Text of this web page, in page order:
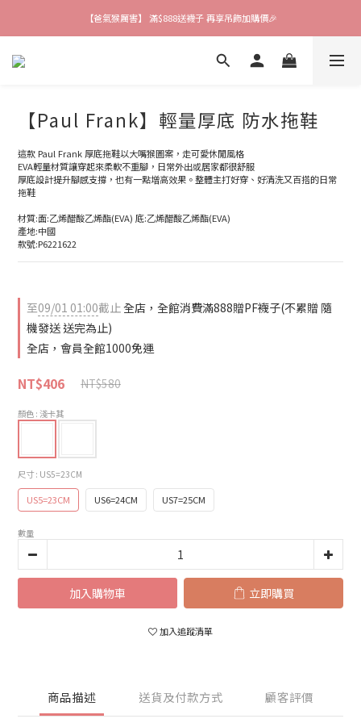
【爸氣猴厲害】 滿$888送襪子 再享吊飾加購價🎉
【爸氣猴厲害】 滿$888送襪子 再享吊飾加購價🎉
【夏末優惠季】全面5折起💥 超多好物等你帶回家！
【爸氣猴厲害】 滿$888送襪子 再享吊飾加購價🎉
【Paul Frank】輕量厚底 防水拖鞋
這款 Paul Frank 厚底拖鞋以大嘴猴圖案，走可愛休閒風格
EVA輕量材質讓穿起來柔軟不重腳，日常外出或居家都很舒服
厚底設計提升腳感支撐，也有一點增高效果。整體主打好穿、好清洗又百搭的日常
拖鞋
材質:面:乙烯醋酸乙烯酯(EVA) 底:乙烯醋酸乙烯酯(EVA)
產地:中國
款號:P6221622
至09/01 01:00截止全店，全館消費滿888贈PF襪子(不累贈 隨
機發送 送完為止)
全店，會員全館1000免運
NT$406 NT$580
顏色 : 淺卡其
尺寸 : US5=23CM
US5=23CM US6=24CM US7=25CM
數量
加入購物車 立即購買
加入追蹤清單
商品描述 送貨及付款方式 顧客評價